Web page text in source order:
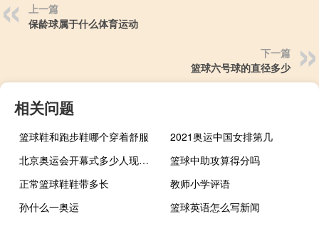
上一篇
保龄球属于什么体育运动
下一篇
篮球六号球的直径多少
相关问题
篮球鞋和跑步鞋哪个穿着舒服
2021奥运中国女排第几
北京奥运会开幕式多少人现场观看
篮球中助攻算得分吗
正常篮球鞋鞋带多长
教师小学评语
孙什么一奥运
篮球英语怎么写新闻